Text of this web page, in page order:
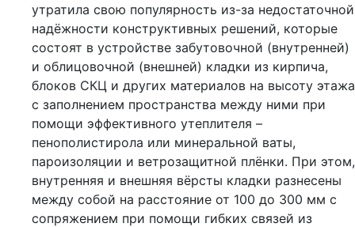
утратила свою популярность из-за недостаточной
надёжности конструктивных решений, которые
состоят в устройстве забутовочной (внутренней)
и облицовочной (внешней) кладки из кирпича,
блоков СКЦ и других материалов на высоту этажа
с заполнением пространства между ними при
помощи эффективного утеплителя –
пенополистирола или минеральной ваты,
пароизоляции и ветрозащитной плёнки. При этом,
внутренняя и внешняя вёрсты кладки разнесены
между собой на расстояние от 100 до 300 мм с
сопряжением при помощи гибких связей из